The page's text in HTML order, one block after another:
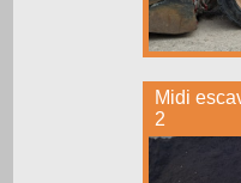
Midi
2